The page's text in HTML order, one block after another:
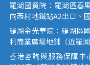
羅湖國貿院：羅湖區春
向西村地鐵站A2出口、
羅湖金光華院：羅湖區
利商業廣場地鋪（近羅
香港咨詢與服務保障中